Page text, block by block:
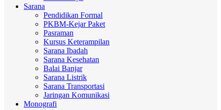
Sarana
Pendidikan Formal
PKBM-Kejar Paket
Pasraman
Kursus Keterampilan
Sarana Ibadah
Sarana Kesehatan
Balai Banjar
Sarana Listrik
Sarana Transportasi
Jaringan Komunikasi
Monografi